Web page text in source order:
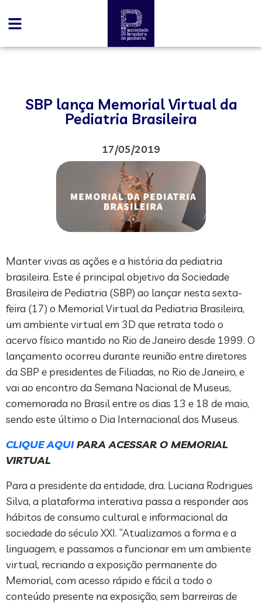
SBP lança Memorial Virtual da
Pediatria Brasileira
17/05/2019
Manter vivas as ações e a história da pediatria
brasileira. Este é principal objetivo da Sociedade
Brasileira de Pediatria (SBP) ao lançar nesta sexta-
feira (17) o Memorial Virtual da Pediatria Brasileira,
um ambiente virtual em 3D que retrata todo o
acervo físico mantido no Rio de Janeiro desde 1999. O
lançamento ocorreu durante reunião entre diretores
da SBP e presidentes de Filiadas, no Rio de Janeiro, e
vai ao encontro da Semana Nacional de Museus,
comemorada no Brasil entre os dias 13 e 18 de maio,
sendo este último o Dia Internacional dos Museus.
CLIQUE AQUIPARA ACESSAR O MEMORIAL
VIRTUAL
Para a presidente da entidade, dra. Luciana Rodrigues
Silva, a plataforma interativa passa a responder aos
hábitos de consumo cultural e informacional da
sociedade do século XXI. “Atualizamos a forma e a
linguagem, e passamos a funcionar em um ambiente
virtual, recriando a exposição permanente do
Memorial, com acesso rápido e fácil a todo o
conteúdo presente na exposição, sem barreiras de